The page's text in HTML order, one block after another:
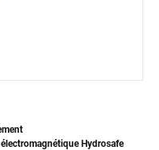
Hydrosafe